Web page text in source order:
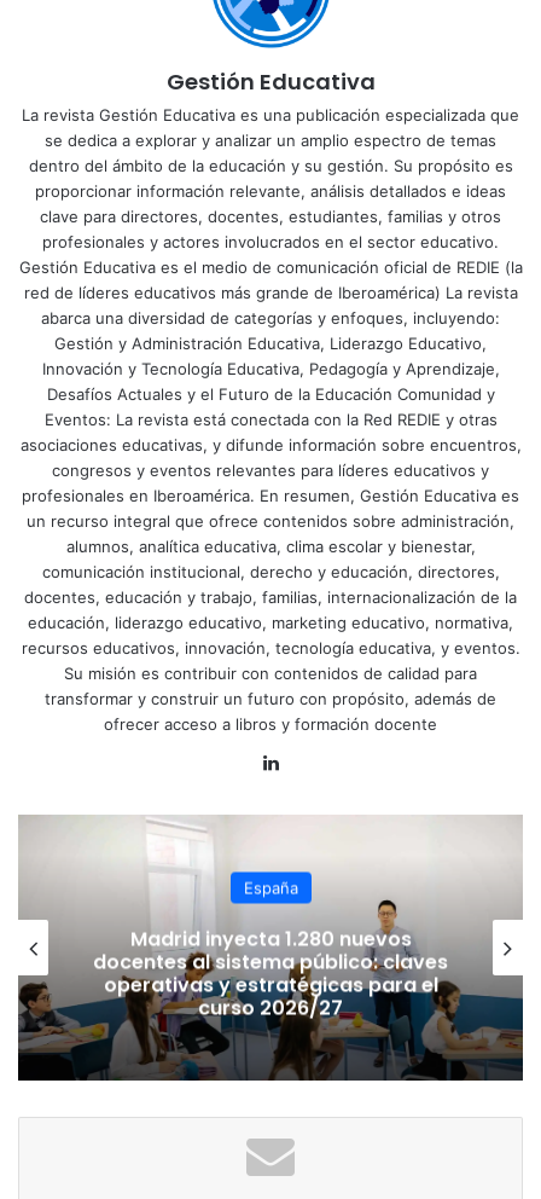
Gestión Educativa
La revista Gestión Educativa es una publicación especializada que
se dedica a explorar y analizar un amplio espectro de temas
dentro del ámbito de la educación y su gestión. Su propósito es
proporcionar información relevante, análisis detallados e ideas
clave para directores, docentes, estudiantes, familias y otros
profesionales y actores involucrados en el sector educativo.
Gestión Educativa es el medio de comunicación oficial de REDIE (la
red de líderes educativos más grande de Iberoamérica) La revista
abarca una diversidad de categorías y enfoques, incluyendo:
Gestión y Administración Educativa, Liderazgo Educativo,
Innovación y Tecnología Educativa, Pedagogía y Aprendizaje,
Desafíos Actuales y el Futuro de la Educación Comunidad y
Eventos: La revista está conectada con la Red REDIE y otras
asociaciones educativas, y difunde información sobre encuentros,
congresos y eventos relevantes para líderes educativos y
profesionales en Iberoamérica. En resumen, Gestión Educativa es
un recurso integral que ofrece contenidos sobre administración,
alumnos, analítica educativa, clima escolar y bienestar,
comunicación institucional, derecho y educación, directores,
docentes, educación y trabajo, familias, internacionalización de la
educación, liderazgo educativo, marketing educativo, normativa,
recursos educativos, innovación, tecnología educativa, y eventos.
Su misión es contribuir con contenidos de calidad para
transformar y construir un futuro con propósito, además de
ofrecer acceso a libros y formación docente
nuevos
claves
para el
España: Rumbo a la Red
Escuelas Promotoras de
jornada nacional marcará
ruta del bienestar